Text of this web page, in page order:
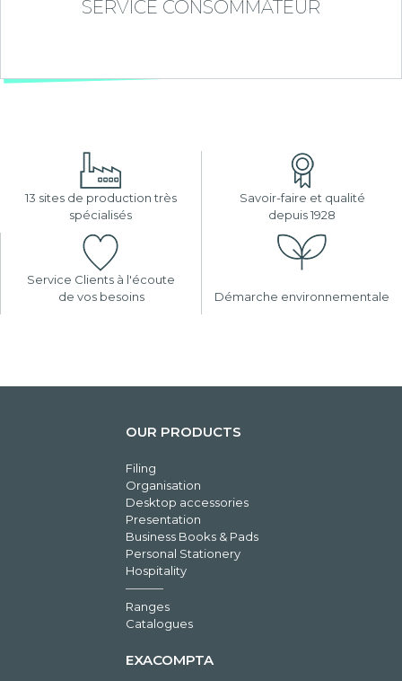
SERVICE CONSOMMATEUR
13 sites de production très
spécialisés
Savoir-faire et qualité
depuis 1928
Service Clients à l'écoute
de vos besoins
Démarche environnementale
OUR PRODUCTS
Filing
Organisation
Desktop accessories
Presentation
Business Books & Pads
Personal Stationery
Hospitality
Ranges
Catalogues
EXACOMPTA